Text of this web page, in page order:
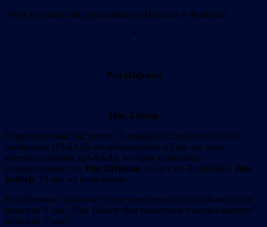
Элия Толедано был гражданином Израиля и Франции.
*
Рон Шерман
Ник Бейзер
Через несколько час утром 15 декабря последовало новое
сообщение ЦАХАЛа об обнаружении в Газе тел двух
военнослужащих ЦАХАЛа, которые считались
похищенными: это Рон Шерман, 19 лет, из Лехавим, и Ник
Бейзер, 19 лет, из Беэр-Шевы.
Рон Шерман служил в отделе координации в штаб-квартире
дивизии “Газа”. Ник Бейзер был водителем в штаб-квартире
дивизии “Газа”.